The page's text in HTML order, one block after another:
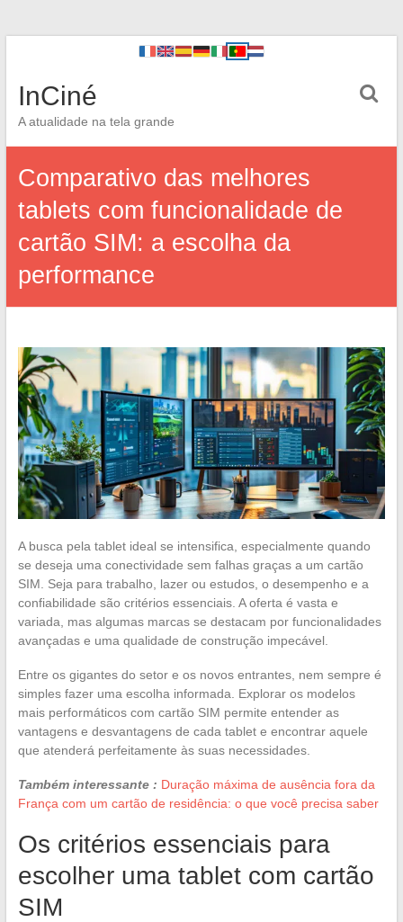
InCiné
A atualidade na tela grande
Comparativo das melhores
tablets com funcionalidade de
cartão SIM: a escolha da
performance
A busca pela tablet ideal se intensifica, especialmente quando
se deseja uma conectividade sem falhas graças a um cartão
SIM. Seja para trabalho, lazer ou estudos, o desempenho e a
confiabilidade são critérios essenciais. A oferta é vasta e
variada, mas algumas marcas se destacam por funcionalidades
avançadas e uma qualidade de construção impecável.
Entre os gigantes do setor e os novos entrantes, nem sempre é
simples fazer uma escolha informada. Explorar os modelos
mais performáticos com cartão SIM permite entender as
vantagens e desvantagens de cada tablet e encontrar aquele
que atenderá perfeitamente às suas necessidades.
Também interessante : Duração máxima de ausência fora da
França com um cartão de residência: o que você precisa saber
Os critérios essenciais para
escolher uma tablet com cartão
SIM